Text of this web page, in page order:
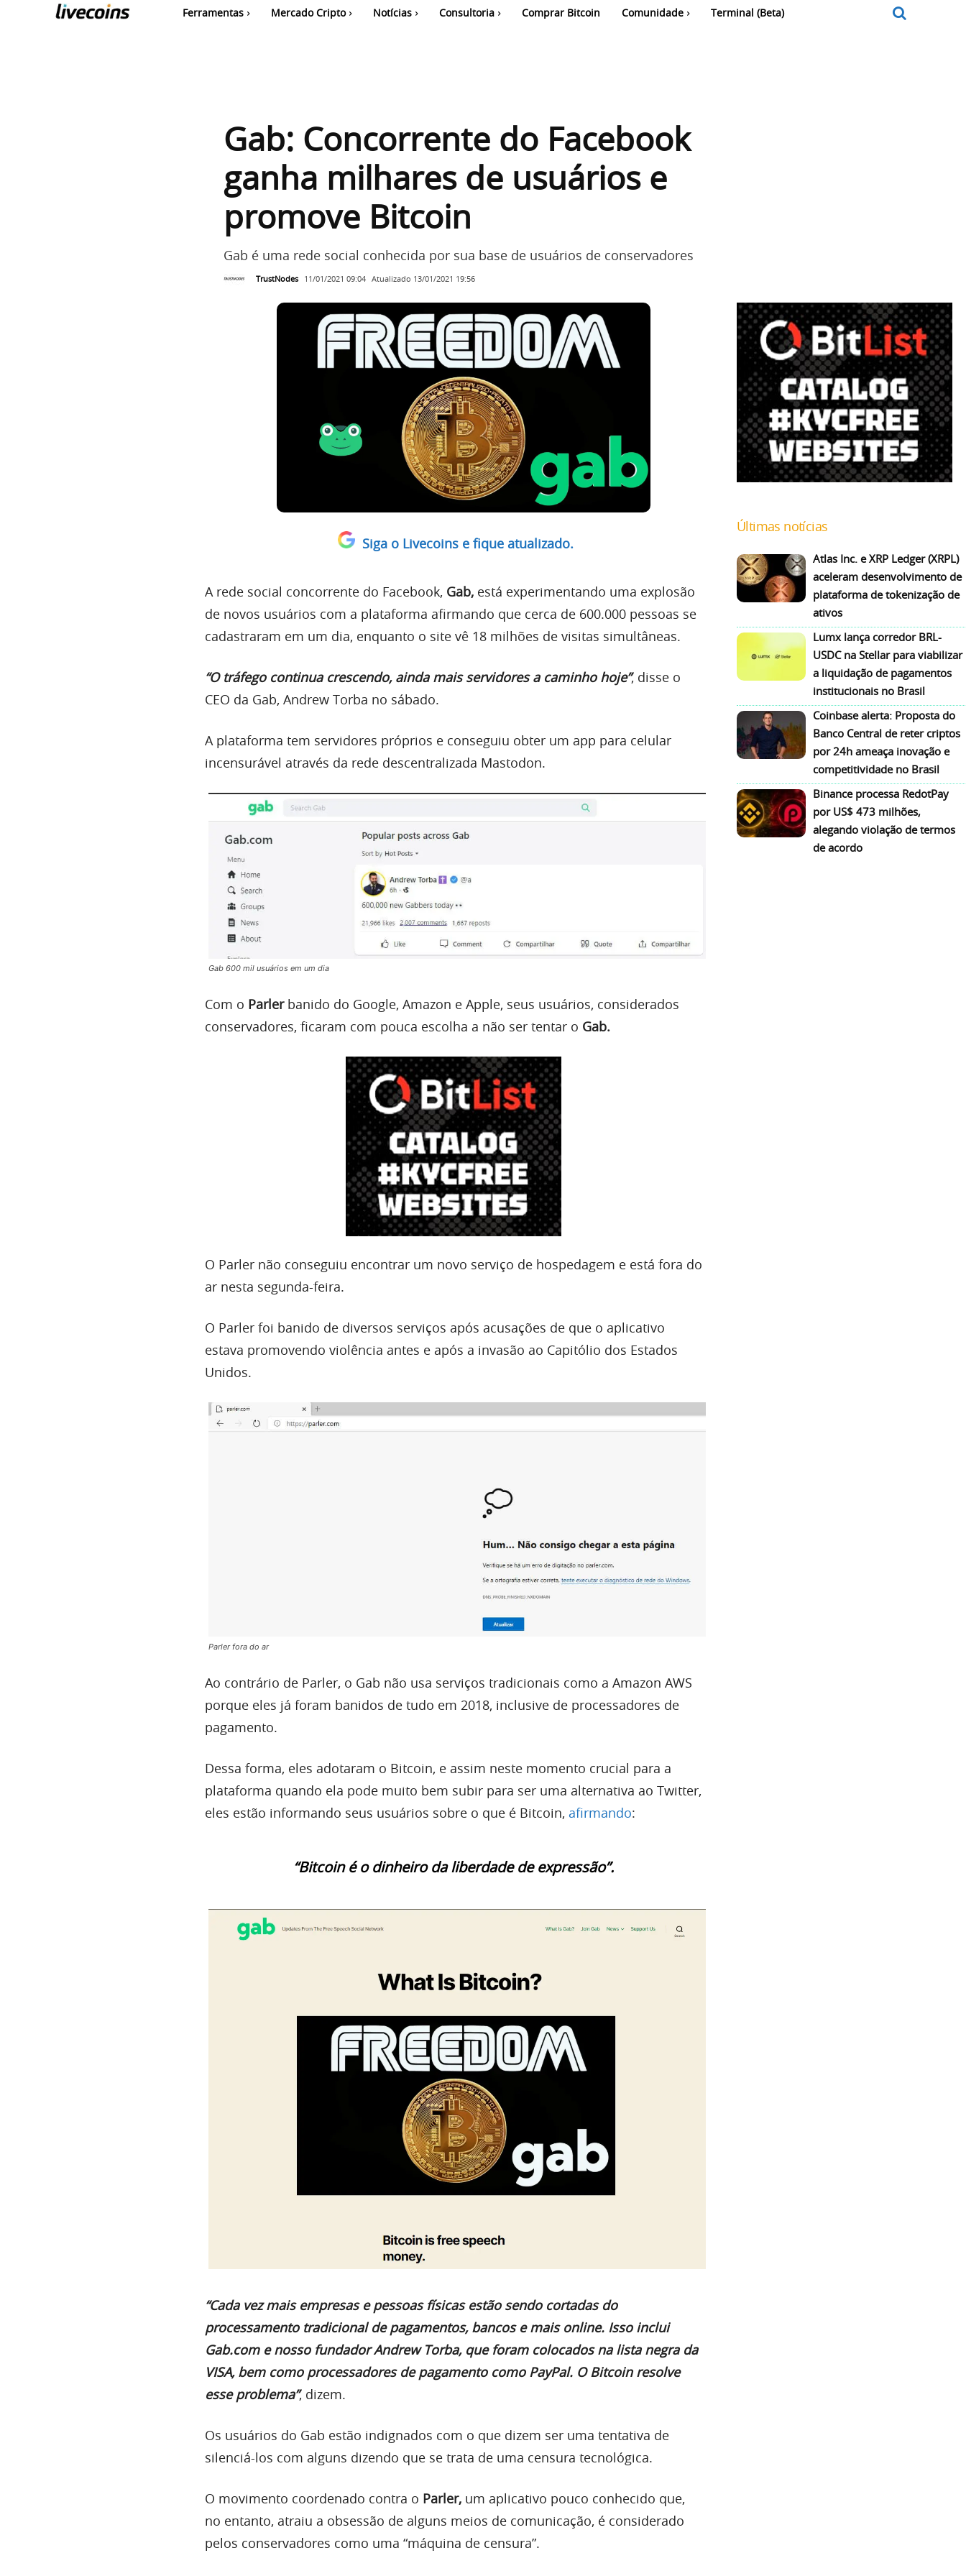
Ferramentas Mercado Cripto Notícias Consultoria Comprar Bitcoin Comunidade Terminal (Beta)
Gab: Concorrente do Facebook
ganha milhares de usuários e
promove Bitcoin
Gab é uma rede social conhecida por sua base de usuários de conservadores
TrustNodes 11/01/2021 09:04 Atualizado 13/01/2021 19:56
Siga o Livecoins e fique atualizado.
A rede social concorrente do Facebook, Gab, está experimentando uma explosão
de novos usuários com a plataforma afirmando que cerca de 600.000 pessoas se
cadastraram em um dia, enquanto o site vê 18 milhões de visitas simultâneas.
“O tráfego continua crescendo, ainda mais servidores a caminho hoje”, disse o
CEO da Gab, Andrew Torba no sábado.
A plataforma tem servidores próprios e conseguiu obter um app para celular
incensurável através da rede descentralizada Mastodon.
Gab 600 mil usuários em um dia
Com o Parlerbanido do Google, Amazon e Apple, seus usuários, considerados
conservadores, ficaram com pouca escolha a não ser tentar o Gab.
O Parler não conseguiu encontrar um novo serviço de hospedagem e está fora do
ar nesta segunda-feira.
O Parler foi banido de diversos serviços após acusações de que o aplicativo
estava promovendo violência antes e após a invasão ao Capitólio dos Estados
Unidos.
Parler fora do ar
Ao contrário de Parler, o Gab não usa serviços tradicionais como a Amazon AWS
porque eles já foram banidos de tudo em 2018, inclusive de processadores de
pagamento.
Dessa forma, eles adotaram o Bitcoin, e assim neste momento crucial para a
plataforma quando ela pode muito bem subir para ser uma alternativa ao Twitter,
eles estão informando seus usuários sobre o que é Bitcoin, afirmando:
“Bitcoin é o dinheiro da liberdade de expressão”.
“Cada vez mais empresas e pessoas físicas estão sendo cortadas do
processamento tradicional de pagamentos, bancos e mais online. Isso inclui
Gab.com e nosso fundador Andrew Torba, que foram colocados na lista negra da
VISA, bem como processadores de pagamento como PayPal. O Bitcoin resolve
esse problema”, dizem.
Os usuários do Gab estão indignados com o que dizem ser uma tentativa de
silenciá-los com alguns dizendo que se trata de uma censura tecnológica.
O movimento coordenado contra o Parler, um aplicativo pouco conhecido que,
no entanto, atraiu a obsessão de alguns meios de comunicação, é considerado
pelos conservadores como uma “máquina de censura”.
Últimas notícias
Atlas Inc. e XRP Ledger (XRPL)
aceleram desenvolvimento de
plataforma de tokenização de
ativos
Lumx lança corredor BRL-
USDC na Stellar para viabilizar
a liquidação de pagamentos
institucionais no Brasil
Coinbase alerta: Proposta do
Banco Central de reter criptos
por 24h ameaça inovação e
competitividade no Brasil
Binance processa RedotPay
por US$ 473 milhões,
alegando violação de termos
de acordo